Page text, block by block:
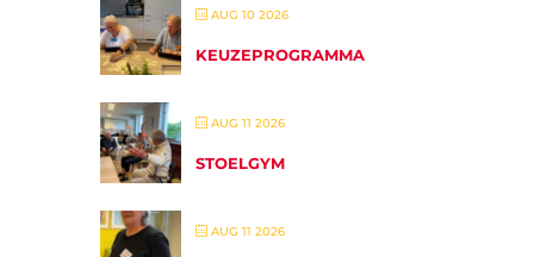
AUG 10 2026
KEUZEPROGRAMMA
AUG 11 2026
STOELGYM
AUG 11 2026